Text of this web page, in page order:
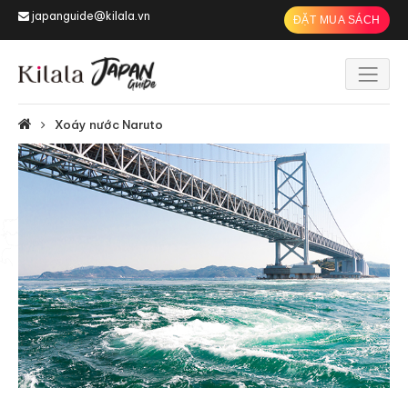
japanguide@kilala.vn ĐẶT MUA SÁCH
Xoáy nước Naruto